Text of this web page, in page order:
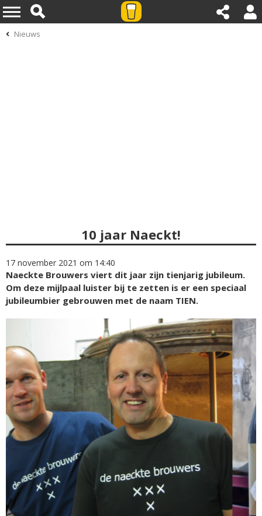
Nieuws
10 jaar Naeckt!
17 november 2021 om 14:40
Naeckte Brouwers viert dit jaar zijn tienjarig jubileum.
Om deze mijlpaal luister bij te zetten is er een speciaal
jubileumbier gebrouwen met de naam TIEN.